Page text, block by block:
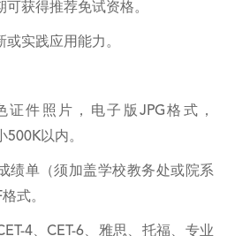
获得推荐免试资格。
实践应用能力。
件照片，电子版JPG格式，
以内。
绩单（须加盖学校教务处或院系
式。
4、CET-6、雅思、托福、专业